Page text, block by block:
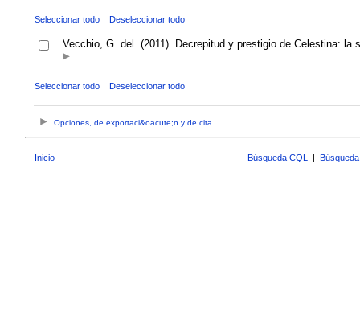
Seleccionar todo Deseleccionar todo
Vecchio, G. del. (2011). Decrepitud y prestigio de Celestina: la
Seleccionar todo Deseleccionar todo
Opciones, de exportaci&oacute;n y de cita
Inicio Búsqueda CQL |